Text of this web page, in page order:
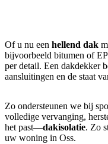
Of u nu een hellend dak
bijvoorbeeld bitumen of
per detail. Een dakdekker
aansluitingen en de staat
Zo ondersteunen we bij
volledige vervanging,
het past—dakisolatie. Zo
uw woning in Oss.